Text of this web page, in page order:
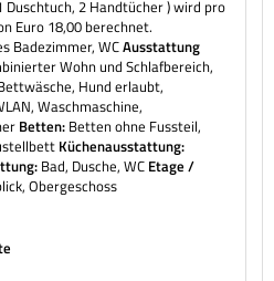
2 Handtücher ) wird pro
Euro 18,00 berechnet.
Badezimmer, WCAusstattung
Wohn und Schlafbereich,
Hund erlaubt,
Waschmaschine,
Betten: Betten ohne Fussteil,
Küchenausstattung:
Bad, Dusche, WC Etage /
Obergeschoss